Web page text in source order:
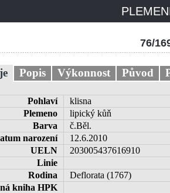
76/
Popis Výkonnost Původ
Pohlaví
klisna
Plemeno
lipický kůň
Barva
č.Běl.
narození
12.6.2010
UELN
203005437616910
Linie
Rodina
Deflorata (1767)
kniha HPK